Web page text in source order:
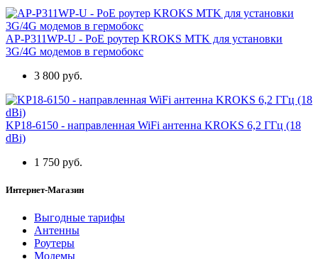
AP-P311WP-U - PoE роутер KROKS MTK для установки
3G/4G модемов в гермобокс
3 800 руб.
KP18-6150 - направленная WiFi антенна KROKS 6,2 ГГц (18
dBi)
1 750 руб.
Интернет-Магазин
Выгодные тарифы
Антенны
Роутеры
Модемы